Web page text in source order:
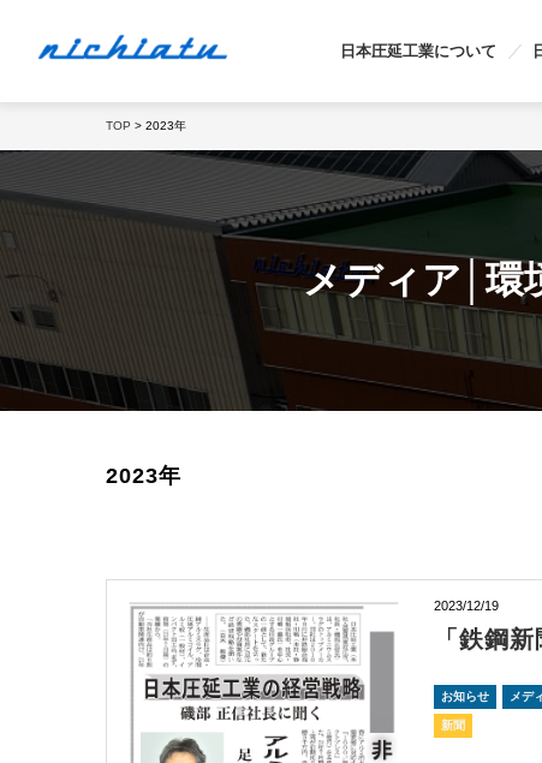
日本圧延工業について
TOP > 2023年
メディア│環
2023年
2023/12/19
「鉄鋼
お知らせ メデ
新聞